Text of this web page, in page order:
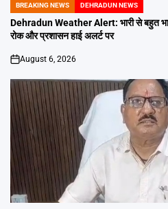
POSTED
IN
BREAKING NEWS DEHRADUN NEWS
Dehradun Weather Alert: भारी से बहुत
रोक और प्रशासन हाई अलर्ट पर
on
August 6, 2026